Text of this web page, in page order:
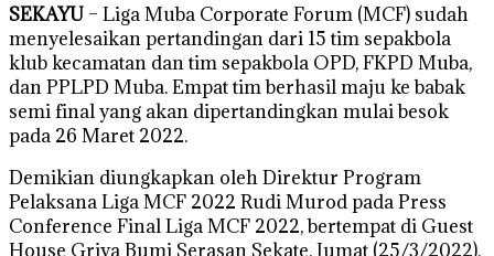
SEKAYU – Liga Muba Corporate Forum (MCF) sudah
menyelesaikan pertandingan dari 15 tim sepakbola
klub kecamatan dan tim sepakbola OPD, FKPD Muba,
dan PPLPD Muba. Empat tim berhasil maju ke babak
semi final yang akan dipertandingkan mulai besok
pada 26 Maret 2022.
Demikian diungkapkan oleh Direktur Program
Pelaksana Liga MCF 2022 Rudi Murod pada Press
Conference Final Liga MCF 2022, bertempat di Guest
House Griya Bumi Serasan Sekate, Jumat (25/3/2022).